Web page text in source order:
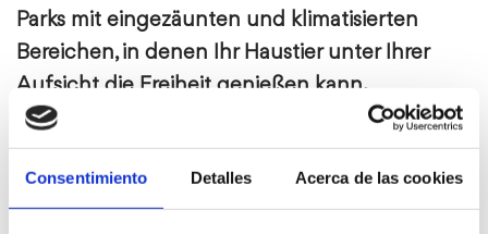
Consentimiento Detalles Acerca de las cookies
Parks mit eingezäunten und klimatisierten
Bereichen, in denen Ihr Haustier unter Ihrer
Aufsicht die Freiheit genießen kann.
Diese Plätze verbessern nicht nur die Lebensqualität der